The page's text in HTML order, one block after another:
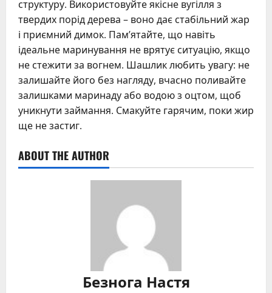
структуру. Використовуйте якісне вугілля з
твердих порід дерева – воно дає стабільний жар
і приємний димок. Пам’ятайте, що навіть
ідеальне маринування не врятує ситуацію, якщо
не стежити за вогнем. Шашлик любить увагу: не
залишайте його без нагляду, вчасно поливайте
залишками маринаду або водою з оцтом, щоб
уникнути займання. Смакуйте гарячим, поки жир
ще не застиг.
ABOUT THE AUTHOR
Безнога Настя